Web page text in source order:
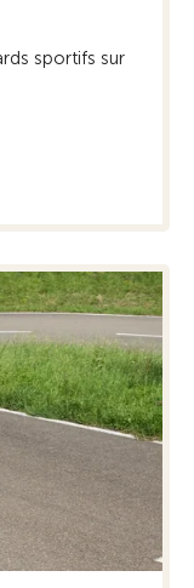
sportifs sur